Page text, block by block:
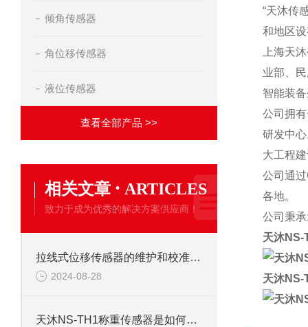
“天沐传
和地区
上海天
业部、
智能装
公司拥
研发中
大工程
公司通
各地。
公司秉
天沐NS-
天沐NS-
倾角传感器
角位移传感器
液位传感器
查看全部产品 >>
相关文章 · ARTICLES
致力于成为优秀的解决方案供应商！
拉线式位移传感器的维护和校准有哪些注意事项？
2024-08-28
天沐NS-TH1称重传感器是如何提升称重效率的